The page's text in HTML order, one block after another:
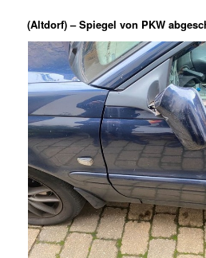
(Altdorf) – Spiegel von PKW